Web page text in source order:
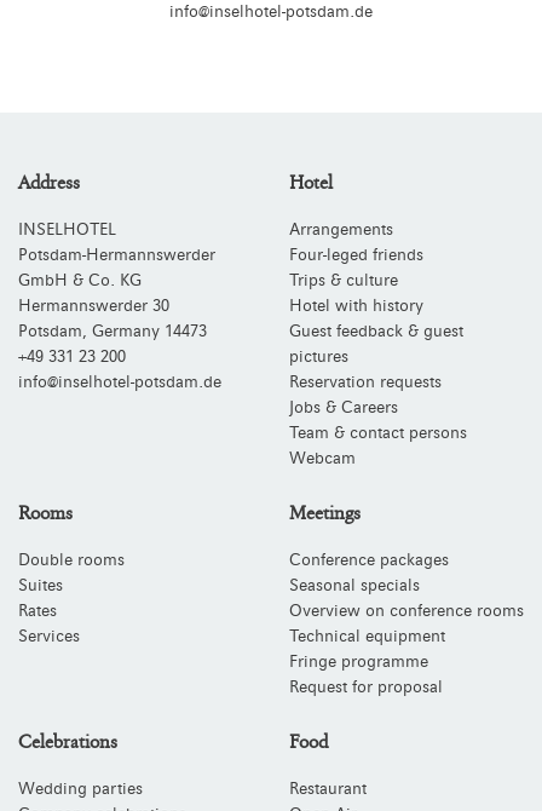
info@inselhotel-potsdam.de
Address
INSELHOTEL
Potsdam-Hermannswerder
GmbH & Co. KG
Hermannswerder 30
Potsdam, Germany 14473
+49 331 23 200
info@inselhotel-potsdam.de
Hotel
Arrangements
Four-leged friends
Trips & culture
Hotel with history
Guest feedback & guest
pictures
Reservation requests
Jobs & Careers
Team & contact persons
Webcam
Rooms
Double rooms
Suites
Rates
Services
Meetings
Conference packages
Seasonal specials
Overview on conference rooms
Technical equipment
Fringe programme
Request for proposal
Celebrations
Wedding parties
Food
Restaurant